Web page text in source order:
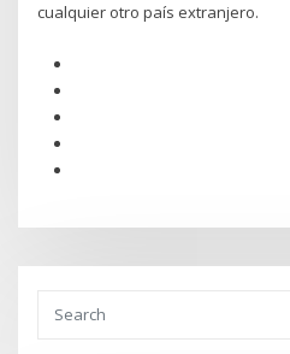
cualquier otro país extranjero.